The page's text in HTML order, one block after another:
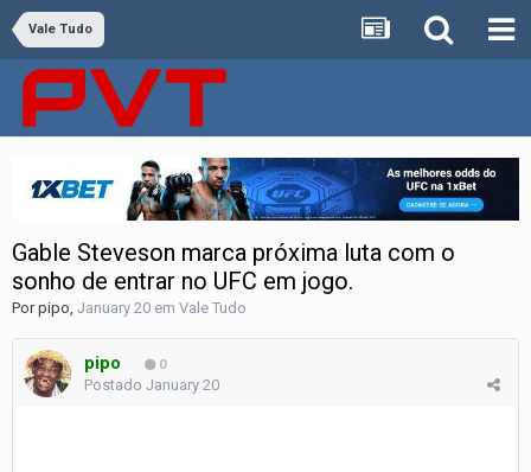
Vale Tudo
Gable Steveson marca próxima luta com o
sonho de entrar no UFC em jogo.
Porpipo January 20 em Vale Tudo
pipo 0
Postado January 20